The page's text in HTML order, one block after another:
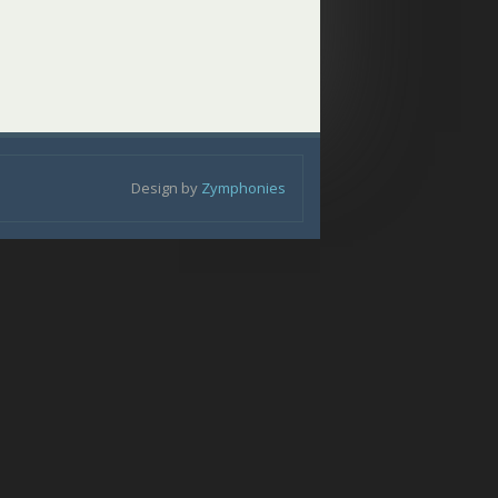
Design by Zymphonies